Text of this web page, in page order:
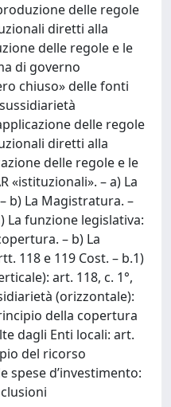
delle regole
diretti alla
delle regole e le
di governo
chiuso» delle fonti
delle regole
diretti alla
delle regole e le
«istituzionali». – a) La
b) La Magistratura. –
La funzione legislativa:
– b) La
118 e 119 Cost. – b.1)
art. 118, c. 1°,
(orizzontale):
della copertura
dagli Enti locali: art.
del ricorso
spese d’investimento: